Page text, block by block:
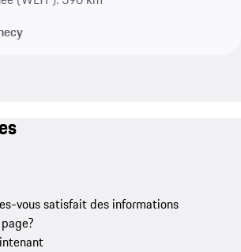
vous satisfait des informations